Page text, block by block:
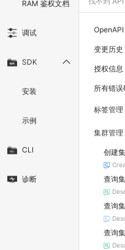
RAM 鉴权文档
调试
SDK
安装
示例
CLI
诊断
变更历史
授权信息
所有错误
标签管理
集群管理
创建
查询
查询
查询